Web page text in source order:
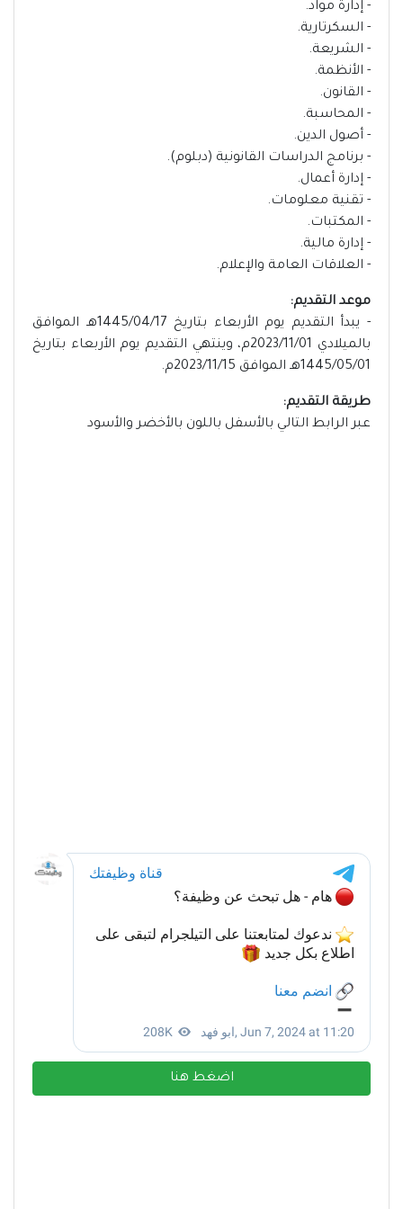
- إدارة مواد.
- السكرتارية.
- الشريعة.
- الأنظمة.
- القانون.
- المحاسبة.
- أصول الدين.
- برنامج الدراسات القانونية (دبلوم).
- إدارة أعمال.
- تقنية معلومات.
- المكتبات.
- إدارة مالية.
- العلاقات العامة والإعلام.
موعد التقديم:
- يبدأ التقديم يوم الأربعاء بتاريخ 1445/04/17هـ الموافق
بالميلادي 2023/11/01م، وينتهي التقديم يوم الأربعاء بتاريخ
1445/05/01هـ الموافق 2023/11/15م.
طريقة التقديم:
عبر الرابط التالي بالأسفل باللون بالأخضر والأسود
اضغط هنا